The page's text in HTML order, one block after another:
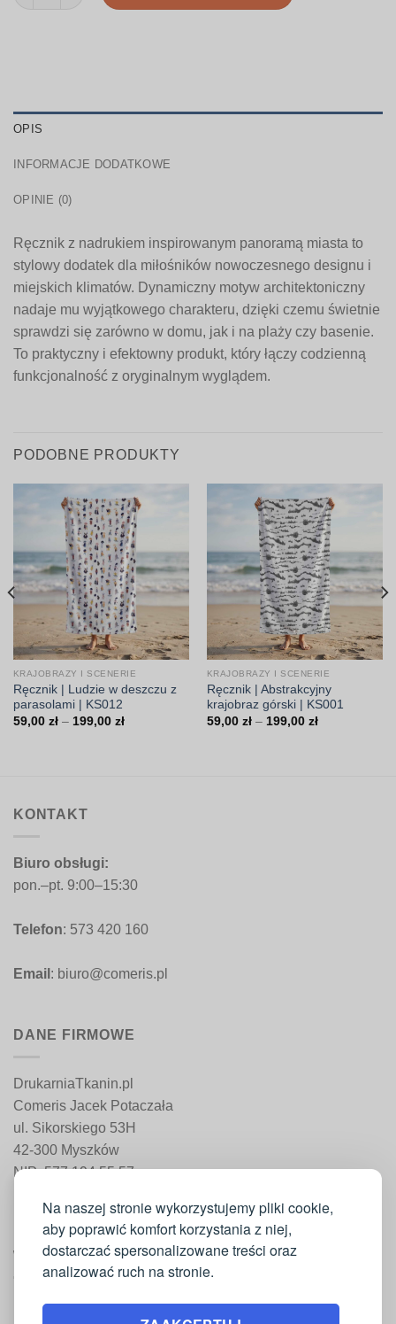
Na naszej stronie wykorzystujemy pliki cookie,
aby poprawić komfort korzystania z niej,
dostarczać spersonalizowane treści oraz
analizować ruch na stronie.
OPIS
INFORMACJE DODATKOWE
OPINIE (0)
Ręcznik z nadrukiem inspirowanym panoramą miasta to
stylowy dodatek dla miłośników nowoczesnego designu i
miejskich klimatów. Dynamiczny motyw architektoniczny
nadaje mu wyjątkowego charakteru, dzięki czemu świetnie
sprawdzi się zarówno w domu, jak i na plaży czy basenie.
To praktyczny i efektowny produkt, który łączy codzienną
funkcjonalność z oryginalnym wyglądem.
PODOBNE PRODUKTY
KRAJOBRAZY I SCENERIE
Ręcznik | Ludzie w deszczu z
parasolami | KS012
59,00 zł – 199,00 złZakres
KRAJOBRAZY I SCENERIE
Ręcznik | Abstrakcyjny
krajobraz górski | KS001
59,00 zł – 199,00 złZakres
KONTAKT
Biuro obsługi:
pon.–pt. 9:00–15:30
Telefon: 573 420 160
Email : biuro@comeris.pl
DANE FIRMOWE
DrukarniaTkanin.pl
Comeris Jacek Potaczała
ul. Sikorskiego 53H
42-300 Myszków
NIP: 577 194 55 57
WAŻNE INFORMACJE
Moje konto